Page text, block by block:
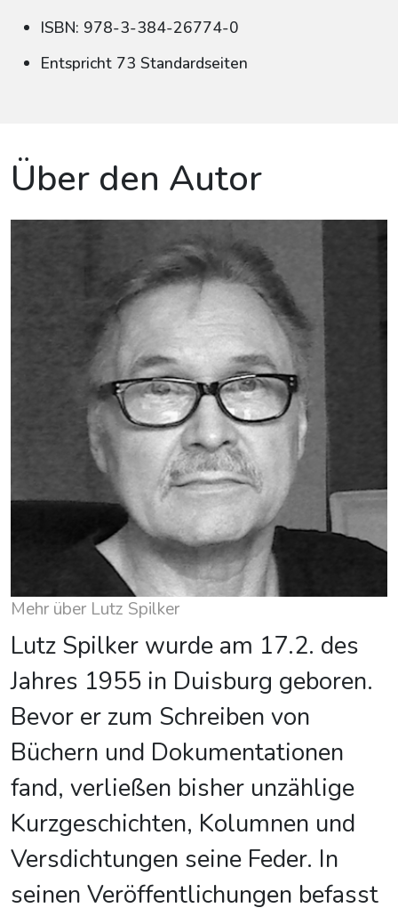
ISBN: 978-3-384-26774-0
Entspricht 73 Standardseiten
Über den Autor
Mehr über Lutz Spilker
Lutz Spilker wurde am 17.2. des
Jahres 1955 in Duisburg geboren.
Bevor er zum Schreiben von
Büchern und Dokumentationen
fand, verließen bisher unzählige
Kurzgeschichten, Kolumnen und
Versdichtungen seine Feder. In
seinen Veröffentlichungen befasst